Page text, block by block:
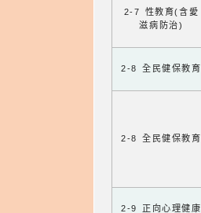
2-7 性教育(含愛
滋病防治)
2-8 全民健保教育
2-8 全民健保教育
2-9 正向心理健康